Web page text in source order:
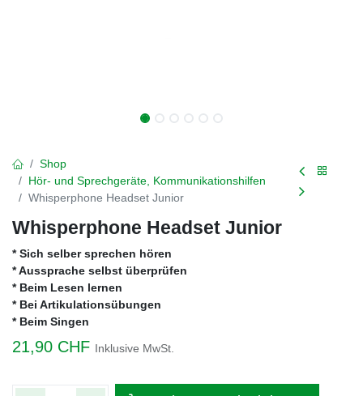
Shop
Hör- und Sprechgeräte, Kommunikationshilfen
Whisperphone Headset Junior
Whisperphone Headset Junior
* Sich selber sprechen hören
* Aussprache selbst überprüfen
* Beim Lesen lernen
* Bei Artikulationsübungen
* Beim Singen
21,90 CHF Inklusive MwSt.